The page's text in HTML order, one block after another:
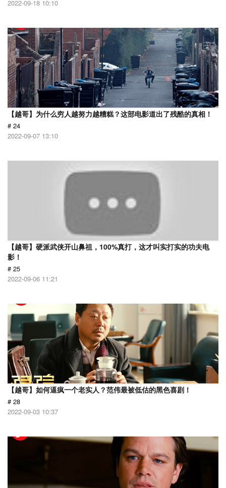
2022-09-18 10:10
【越哥】为什么穷人越努力越糟糕？这部电影道出了残酷的真相！
# 24
2022-09-07 13:10
【越哥】硬派武侠开山鼻祖，100%真打，这才叫实打实的功夫电
影！
# 25
2022-09-06 11:21
【越哥】如何逼疯一个老实人？范伟最被低估的黑色喜剧！
# 28
2022-09-03 10:37